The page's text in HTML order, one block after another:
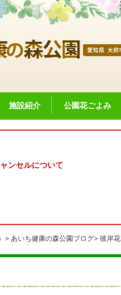
施設紹介 公園花ごよみ
ンセルについて
あいち健康の森公園ブログ 彼岸花